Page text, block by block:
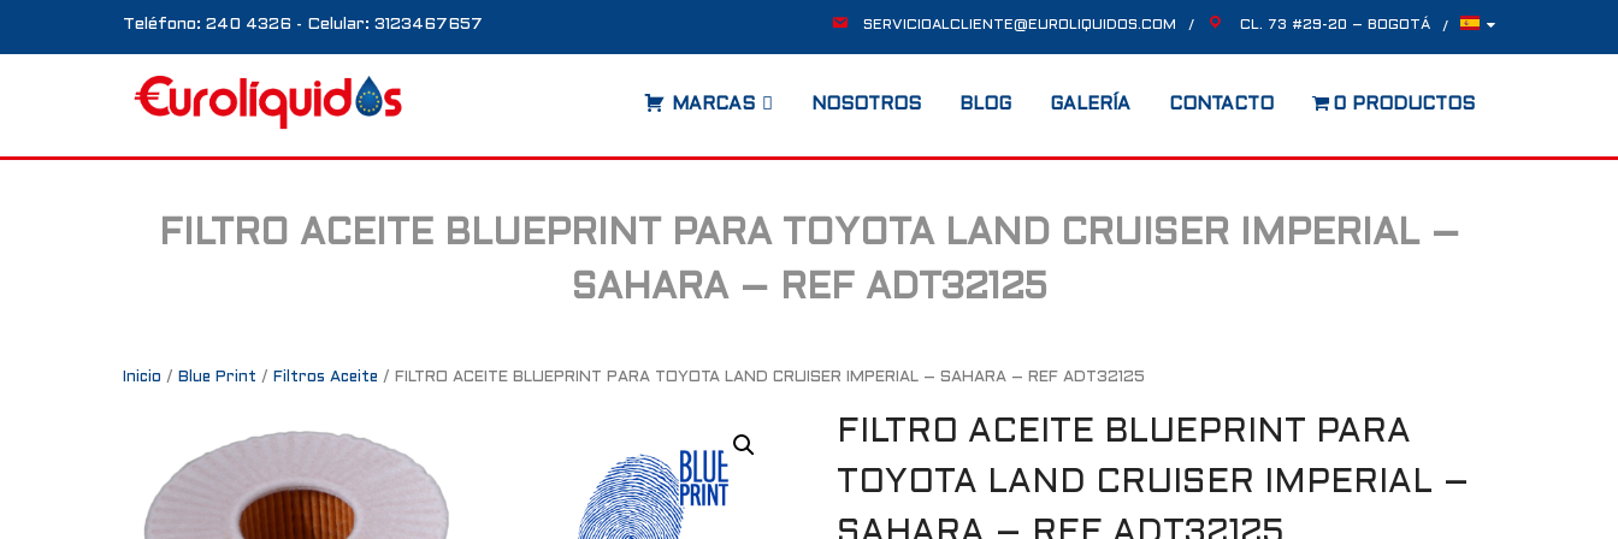
Teléfono: 240 4326 - Celular: 3123467657 SERVICIOALCLIENTE@EUROLIQUIDOS.COM CL. 73 #29-20 – BOGOTÁ
MARCAS NOSOTROS BLOG GALERÍA CONTACTO 0 PRODUCTOS
FILTRO ACEITE BLUEPRINT PARA TOYOTA LAND CRUISER IMPERIAL –
SAHARA – REF ADT32125
Inicio / Blue Print / Filtros Aceite / FILTRO ACEITE BLUEPRINT PARA TOYOTA LAND CRUISER IMPERIAL – SAHARA – REF ADT32125
FILTRO ACEITE BLUEPRINT PARA
TOYOTA LAND CRUISER IMPERIAL –